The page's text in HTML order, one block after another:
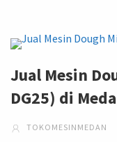
Jual Mesin
DG25) di
TOKOMESINMEDAN